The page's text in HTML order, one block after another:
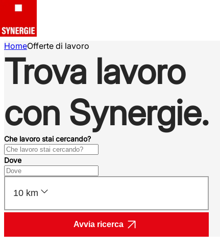
HomeOfferte di lavoro
Trova lavoro
con Synergie.
Che lavoro stai cercando?
Dove
10 km
Avvia ricerca